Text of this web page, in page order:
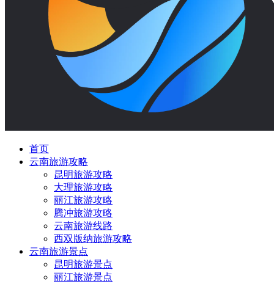
首页
云南旅游攻略
昆明旅游攻略
大理旅游攻略
丽江旅游攻略
腾冲旅游攻略
云南旅游线路
西双版纳旅游攻略
云南旅游景点
昆明旅游景点
丽江旅游景点